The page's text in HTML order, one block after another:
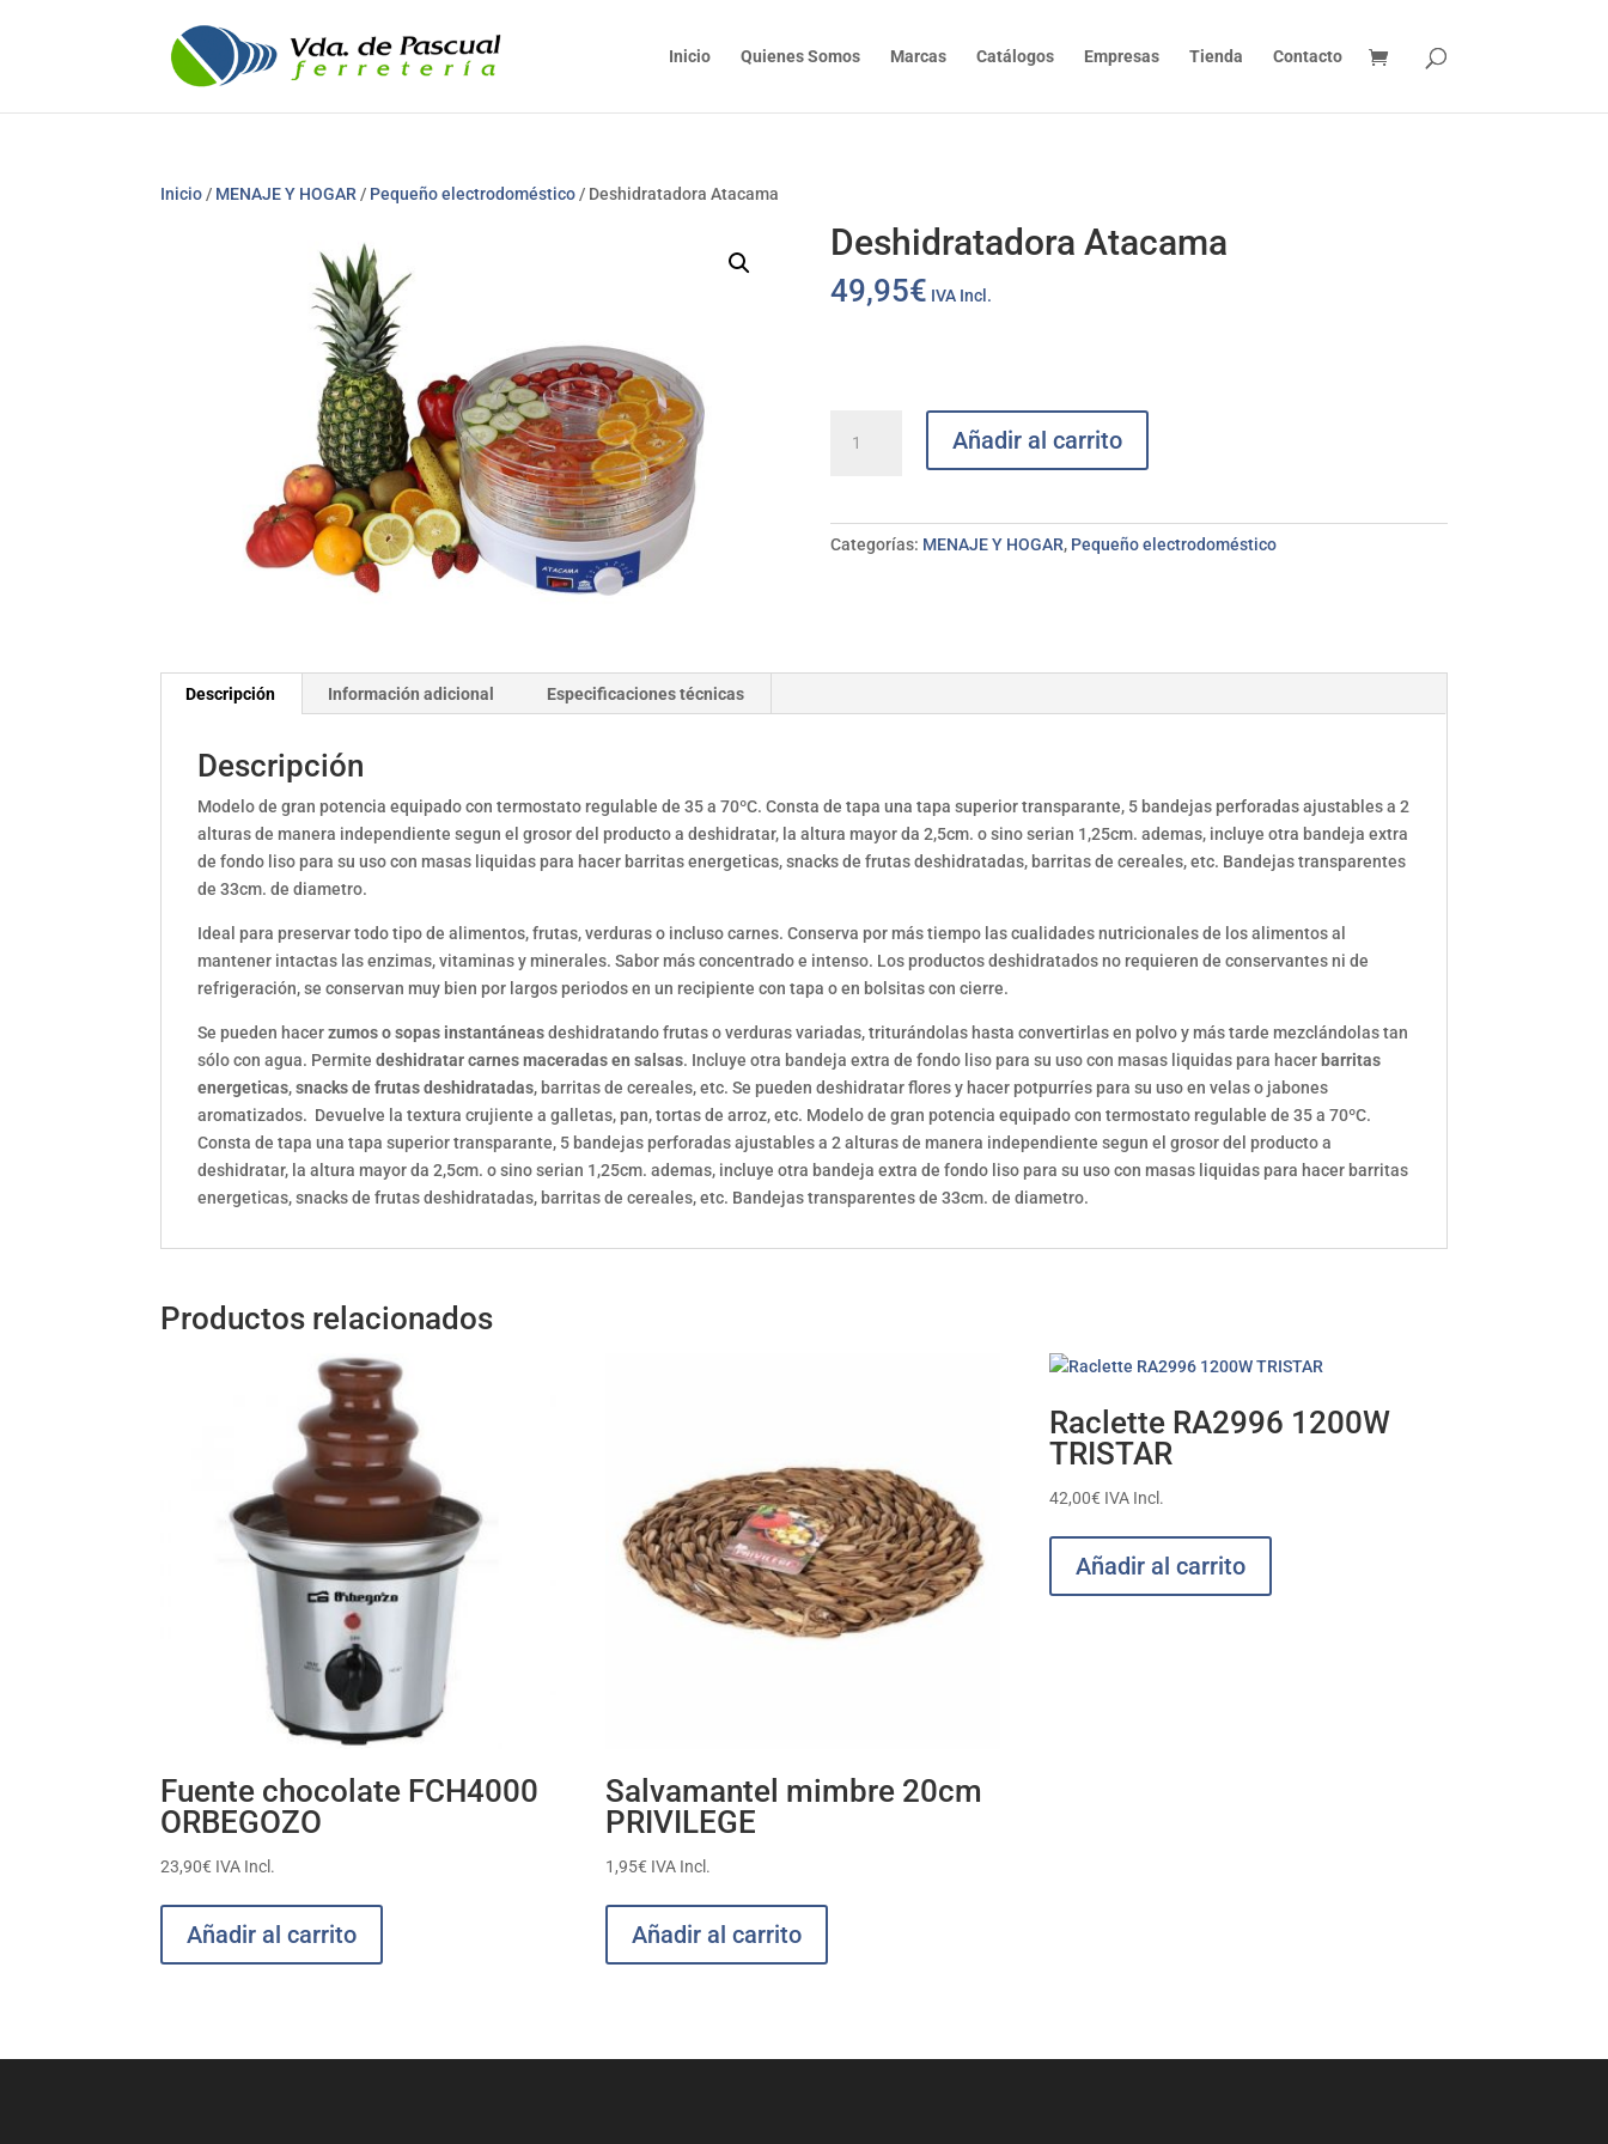
Inicio Quienes Somos Marcas Catálogos Empresas Tienda Contacto
Inicio / MENAJE Y HOGAR / Pequeño electrodoméstico / Deshidratadora Atacama
Deshidratadora Atacama
49,95€ IVA Incl.
Atacama
Añadir al carrito
Categorías: MENAJE Y HOGAR, Pequeño electrodoméstico
Descripción Información adicional Especificaciones técnicas
Descripción
Modelo de gran potencia equipado con termostato regulable de 35 a 70ºC. Consta de tapa una tapa superior transparante, 5 bandejas perforadas ajustables a 2
alturas de manera independiente segun el grosor del producto a deshidratar, la altura mayor da 2,5cm. o sino serian 1,25cm. ademas, incluye otra bandeja extra
de fondo liso para su uso con masas liquidas para hacer barritas energeticas, snacks de frutas deshidratadas, barritas de cereales, etc. Bandejas transparentes
de 33cm. de diametro.
Ideal para preservar todo tipo de alimentos, frutas, verduras o incluso carnes. Conserva por más tiempo las cualidades nutricionales de los alimentos al
mantener intactas las enzimas, vitaminas y minerales. Sabor más concentrado e intenso. Los productos deshidratados no requieren de conservantes ni de
refrigeración, se conservan muy bien por largos periodos en un recipiente con tapa o en bolsitas con cierre.
Se pueden hacerzumos o sopas instantáneasdeshidratando frutas o verduras variadas, triturándolas hasta convertirlas en polvo y más tarde mezclándolas tan
sólo con agua. Permitedeshidratar carnes maceradas en salsas. Incluye otra bandeja extra de fondo liso para su uso con masas liquidas para hacer barritas
energeticas,snacks de frutas deshidratadas, barritas de cereales, etc. Se pueden deshidratar flores y hacer potpurríes para su uso en velas o jabones
aromatizados. Devuelve la textura crujiente a galletas, pan, tortas de arroz, etc. Modelo de gran potencia equipado con termostato regulable de 35 a 70ºC.
Consta de tapa una tapa superior transparante, 5 bandejas perforadas ajustables a 2 alturas de manera independiente segun el grosor del producto a
deshidratar, la altura mayor da 2,5cm. o sino serian 1,25cm. ademas, incluye otra bandeja extra de fondo liso para su uso con masas liquidas para hacer barritas
energeticas, snacks de frutas deshidratadas, barritas de cereales, etc. Bandejas transparentes de 33cm. de diametro.
Productos relacionados
Fuente chocolate FCH4000
ORBEGOZO
23,90€ IVA Incl.
Añadir al carrito
Salvamantel mimbre 20cm
PRIVILEGE
1,95€ IVA Incl.
Añadir al carrito
Raclette RA2996 1200W
TRISTAR
42,00€ IVA Incl.
Añadir al carrito